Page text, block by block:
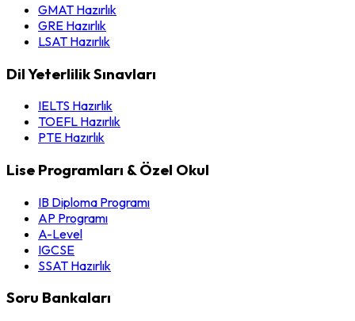
GMAT Hazırlık
GRE Hazırlık
LSAT Hazırlık
Dil Yeterlilik Sınavları
IELTS Hazırlık
TOEFL Hazırlık
PTE Hazırlık
Lise Programları & Özel Okul
IB Diploma Programı
AP Programı
A-Level
IGCSE
SSAT Hazırlık
Soru Bankaları